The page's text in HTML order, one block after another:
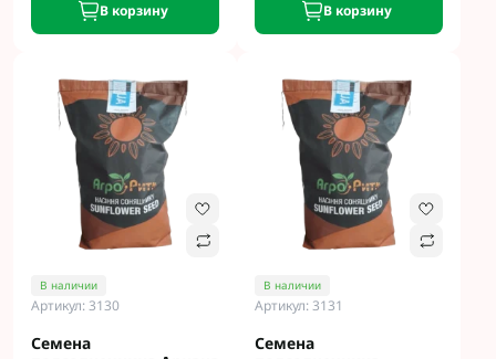
В корзину В корзину
В наличии
Артикул: 3130
Семена
В наличии
Артикул: 3131
Семена